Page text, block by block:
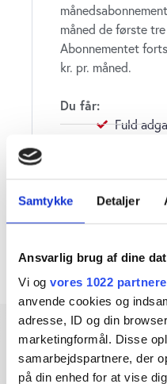
Samtykke Detaljer
Ansvarlig brug af dine
Vi og vores 1022 partnere
anvende cookies og
adresse, ID og din
marketingformål. Disse
samarbejdspartnere, der
på din enhed for at vise
måned de første tre
Abonnementet
kr. pr. måned.
Du får:
Fuld
Nyhedsmails
Læs vores